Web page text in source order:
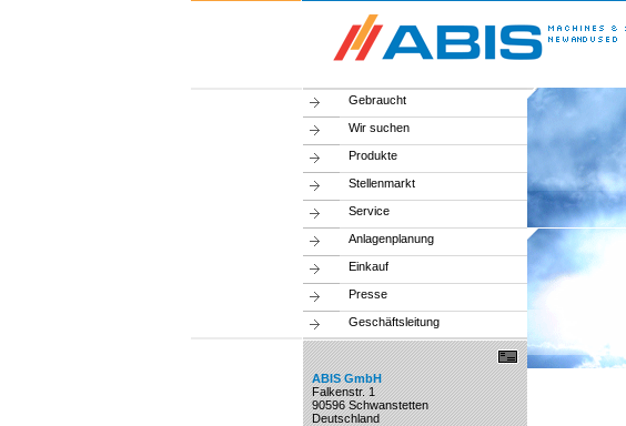
Gebraucht
Wir suchen
Produkte
Stellenmarkt
Service
Anlagenplanung
Einkauf
Presse
Geschäftsleitung
ABIS GmbH
Falkenstr. 1
90596 Schwanstetten
Deutschland